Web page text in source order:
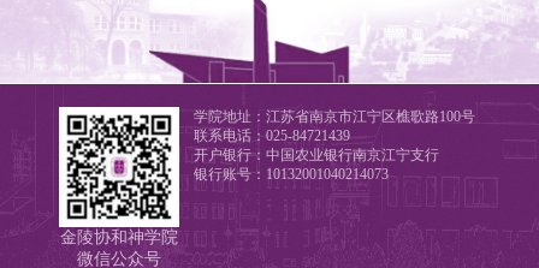
金陵协和神学院
微信公众号
学院地址：江苏省南京市江宁区樵歌路100号
联系电话：025-84721439
开户银行：中国农业银行南京江宁支行
银行账号：10132001040214073